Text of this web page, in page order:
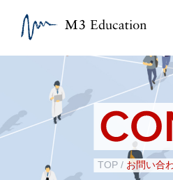
TOP / お問い合